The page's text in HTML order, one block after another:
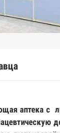
аптека с